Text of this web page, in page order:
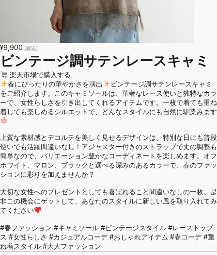
¥9,900 (税込)
ビンテージ調サテンレースキャミ
楽天市場で購入する
春にぴったりの華やかさを演出
ビンテージ調サテンレースキャミ
をご紹介します。このキャミソールは、華奢なレース使いと独特なカラ
ーで、女性らしさを引き出してくれるアイテムです。一枚で着ても重ね
着しても楽しめるシルエットで、どんなスタイルにも自然に馴染みます
上質な素材感とデコルテを美しく見せるデザインは、特別な日にも普段
使いでも活躍間違いなし！アジャスター付きのストラップで丈の調整も
簡単なので、バリエーション豊かなコーディネートを楽しめます。オフ
ホワイト、マロン、ブラックと選べる深みのあるカラーで、春のファッ
ションに彩りを加えませんか？
大切な女性へのプレゼントとしても喜ばれること間違いなしの一枚。是
非この機会にゲットして、あなたのスタイルに新しい風を取り入れてみ
てください
#春ファッション #キャミソール #ビンテージスタイル #レーストップ
ス #女性らしさ #カジュアルコーデ #おしゃれアイテム #春コーデ #重
ね着スタイル #大人ファッション